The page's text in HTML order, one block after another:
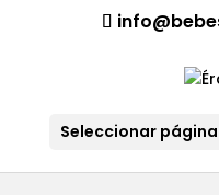
¡Aviso importante para
Seleccionar página